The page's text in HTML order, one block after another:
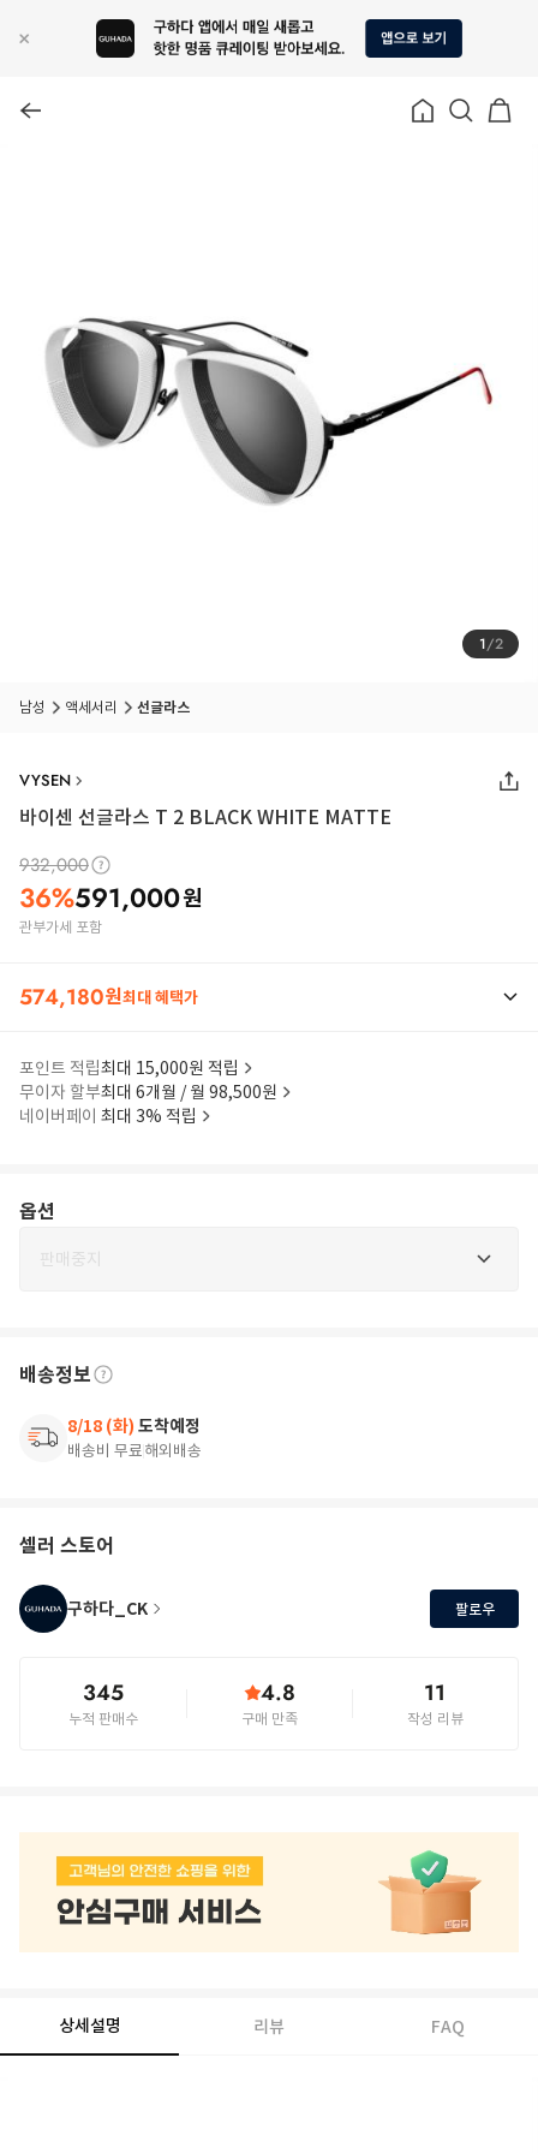
1/2
남성 액세서리 선글라스
VYSEN
바이센 선글라스 T 2 BLACK WHITE MATTE
932,000
36%591,000원
관부가세 포함
574,180원최대 혜택가
포인트 적립최대 15,000원 적립
무이자 할부최대 6개월 / 월 98,500원
네이버페이 최대 3% 적립
옵션
판매중지
배송정보
8/18 (화) 도착예정
배송비 무료해외배송
셀러 스토어
구하다_CK 팔로우
345
누적 판매수
4.8
구매 만족
11
작성 리뷰
상세설명 리뷰 FAQ